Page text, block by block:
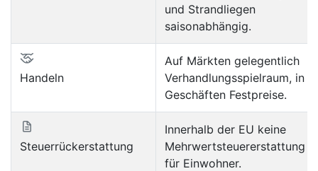
und Strandliegen
saisonabhängig.
Handeln
Auf Märkten gelegentlich
Verhandlungsspielraum, in
Geschäften Festpreise.
Steuerrückerstattung
Innerhalb der EU keine
Mehrwertsteuererstattung
für Einwohner.